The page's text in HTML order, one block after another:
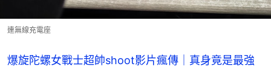
連無線充電座
爆旋陀螺女戰士超帥shoot影片瘋傳｜真身竟是最強